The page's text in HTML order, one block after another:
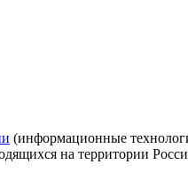
(информационные
на территории